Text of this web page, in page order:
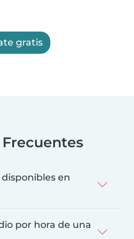
gratis
en
por hora de una